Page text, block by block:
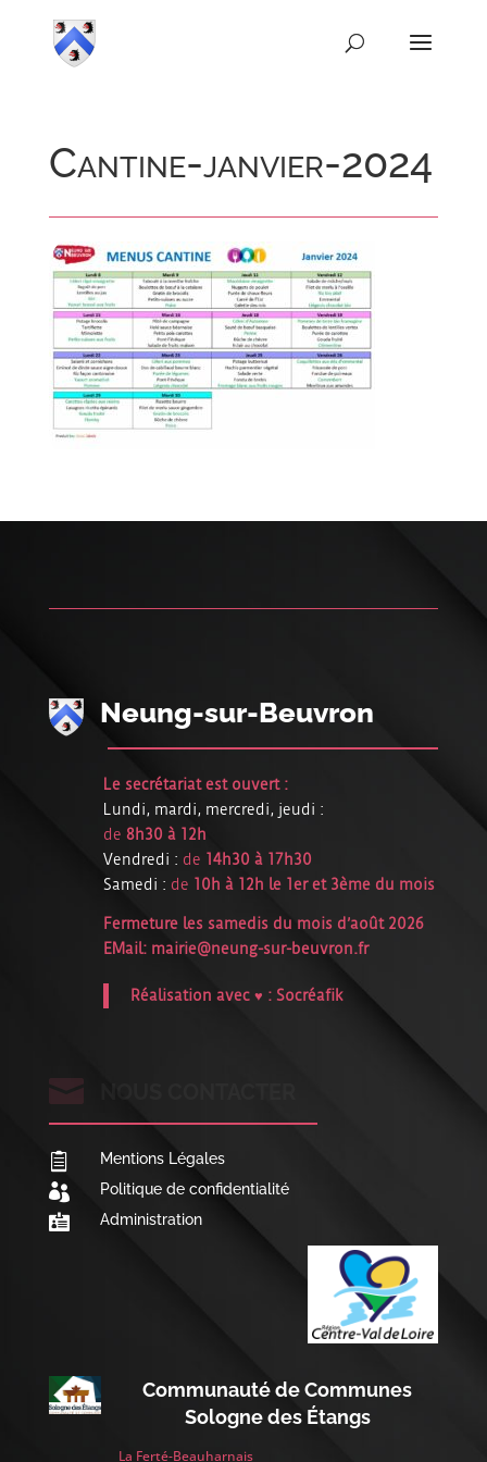
Cantine-janvier-2024
Neung-sur-Beuvron
Le secrétariat est ouvert :
Lundi, mardi, mercredi, jeudi :
de 8h30 à 12h
Vendredi : de 14h30 à 17h30
Samedi : de 10h à 12h le 1er et 3ème du mois
Fermeture les samedis du mois d’août 2026
EMail: mairie@neung-sur-beuvron.fr
Réalisation avec ♥ : Socréafik

 Mentions Légales
 Politique de confidentialité
 Administration
Communauté de Communes
Sologne des Étangs
La Ferté-Beauharnais